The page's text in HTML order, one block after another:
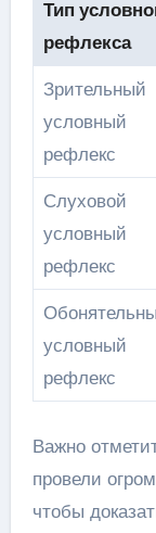
Тип
рефлекса
Зрительный
условный
рефлекс
Слуховой
условный
рефлекс
условный
рефлекс
Важно
провели
чтобы